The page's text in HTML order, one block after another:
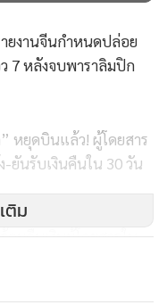
าพนักงาน เหมือนสาย
จำนวนพนักงานกับงาน
ก็ยังไม่มีแนวคิดที่จะ
มันในตลาดโลกที่ปรับ
าราคาน้ำมันยังไม่หยุดนิ่ง
ยงานจีนกำหนดปล่อย
7 หลังจบพาราลิมปิก
หยุดบินแล้ว! ผู้โดยสาร
-ยันรับเงินคืนใน 30 วัน
อมคืนเงินผู้โดยสารใน
ติม